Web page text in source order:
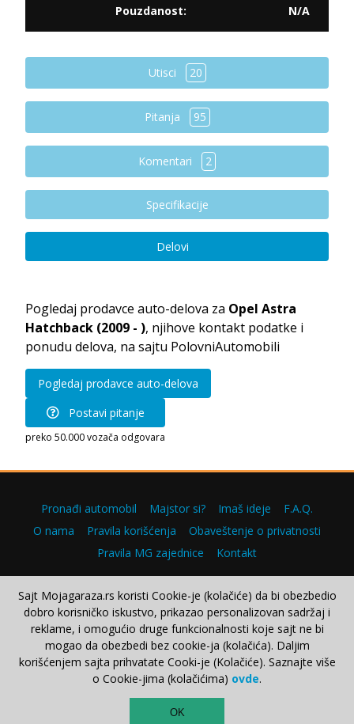
Pouzdanost:
N/A
Utisci 20
Pitanja 95
Komentari 2
Specifikacije
Delovi
Pogledaj prodavce auto-delova za Opel Astra
Hatchback (2009 - ), njihove kontakt podatke i
ponudu delova, na sajtu PolovniAutomobili
Pogledaj prodavce auto-delova
Postavi pitanje
preko 50.000 vozača odgovara
Pronađi automobil Majstor si? Imaš ideje
F.A.Q.
O nama
Pravila korišćenja
Obaveštenje o privatnosti
Pravila MG zajednice
Kontakt
Copyright © 2000–2026.
Sajt Mojagaraza.rs koristi Cookie-je (kolačiće) da bi obezbedio
dobro korisničko iskustvo, prikazao personalizovan sadržaj i
reklame, i omogućio druge funkcionalnosti koje sajt ne bi
mogao da obezbedi bez cookie-ja (kolačića). Daljim
korišćenjem sajta prihvatate Cooki-je (Kolačiće). Saznajte više
o Cookie-jima (kolačićima) ovde.
OK